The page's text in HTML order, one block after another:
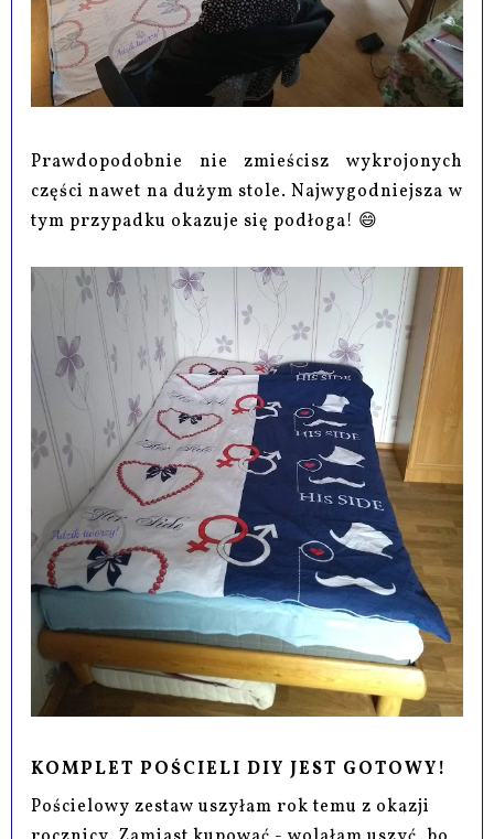
Prawdopodobnie nie zmieścisz wykrojonych
części nawet na dużym stole. Najwygodniejsza w
tym przypadku okazuje się podłoga! 😄
KOMPLET POŚCIELI DIY JEST GOTOWY!
Pościelowy zestaw uszyłam rok temu z okazji